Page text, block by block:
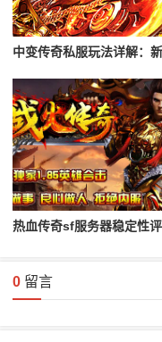
0 留言